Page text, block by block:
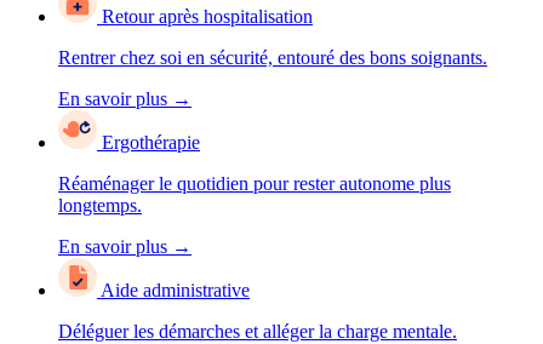
Retour après hospitalisation
Rentrer chez soi en sécurité, entouré des bons soignants.
En savoir plus →
Ergothérapie
Réaménager le quotidien pour rester autonome plus
longtemps.
En savoir plus →
Aide administrative
Déléguer les démarches et alléger la charge mentale.